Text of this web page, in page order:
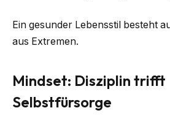
Ein gesunder Lebensstil besteht
aus Extremen.
Mindset: Disziplin trifft
Selbstfürsorge